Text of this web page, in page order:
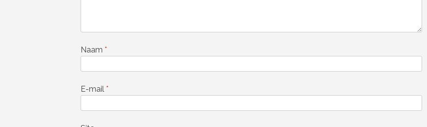
Naam *
E-mail *